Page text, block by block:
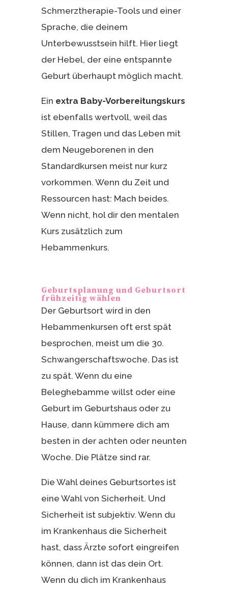
Schmerztherapie-Tools und einer
Sprache, die deinem
Unterbewusstsein hilft. Hier liegt
der Hebel, der eine entspannte
Geburt überhaupt möglich macht.
Ein extra Baby-Vorbereitungskurs
ist ebenfalls wertvoll, weil das
Stillen, Tragen und das Leben mit
dem Neugeborenen in den
Standardkursen meist nur kurz
vorkommen. Wenn du Zeit und
Ressourcen hast: Mach beides.
Wenn nicht, hol dir den mentalen
Kurs zusätzlich zum
Hebammenkurs.
Geburtsplanung und Geburtsort
frühzeitig wählen
Der Geburtsort wird in den
Hebammenkursen oft erst spät
besprochen, meist um die 30.
Schwangerschaftswoche. Das ist
zu spät. Wenn du eine
Beleghebamme willst oder eine
Geburt im Geburtshaus oder zu
Hause, dann kümmere dich am
besten in der achten oder neunten
Woche. Die Plätze sind rar.
Die Wahl deines Geburtsortes ist
eine Wahl von Sicherheit. Und
Sicherheit ist subjektiv. Wenn du
im Krankenhaus die Sicherheit
hast, dass Ärzte sofort eingreifen
können, dann ist das dein Ort.
Wenn du dich im Krankenhaus